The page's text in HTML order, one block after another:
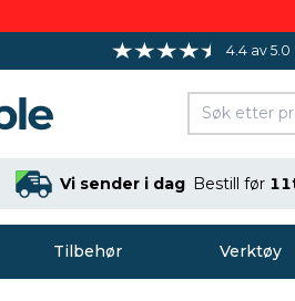
4.4 av 5.0
Vi sender i dag Bestill før
Tilbehør Verktøy